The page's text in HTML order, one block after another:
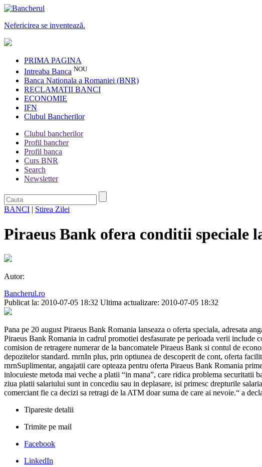
Nefericirea se inventează.
PRIMA PAGINA
Intreaba Banca NOU
Banca Nationala a Romaniei (BNR)
RECLAMATII BANCI
ECONOMIE
IFN
Clubul Bancherilor
Clubul bancherilor
Profil bancher
Profil banca
Curs BNR
Search
Newsletter
BANCI | Stirea Zilei
Piraeus Bank ofera conditii
Autor:
Bancherul.ro
Publicat la: 2010-07-05 18:32 Ultima actualizare: 2010-07-05 18:32
Pana pe 20 august Piraeus Bank Romania lanseaza o oferta speciala, adresata
Piraeus Bank Romania in cadrul promotiei desfasurate pe perioada verii
comision de retragere numerar de la bancomatele Piraeus Bank si contul de
depozitelor standard. rnrnIn plus, prin optiunea de descoperit de cont, oferta
rnrnSuplimentar, angajatii care opteaza pentru oferta Piraeus Bank Romania
inlocuieste metoda mai veche a platii “in mana”, care ridica problema securitatii
ziua platii salariului sunt in concediu sau in deplasare, isi primesc drepturile
comerciant fie ca decizi sa retragi de la ATM doar suma de care ai nevoie.“ a
Tipareste detalii
Trimite pe mail
Facebook
LinkedIn